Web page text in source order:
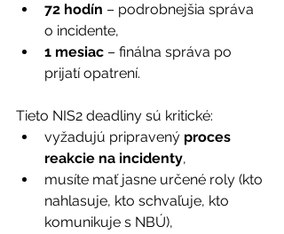
72 hodín – podrobnejšia správa
o incidente,
1 mesiac – finálna správa po
prijatí opatrení.
Tieto NIS2 deadliny sú kritické:
vyžadujú pripravený proces
reakcie na incidenty,
musíte mať jasne určené roly (kto
nahlasuje, kto schvaľuje, kto
komunikuje s NBÚ),